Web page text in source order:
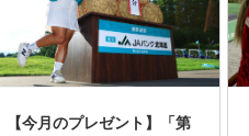
【今月のプレゼント】「第